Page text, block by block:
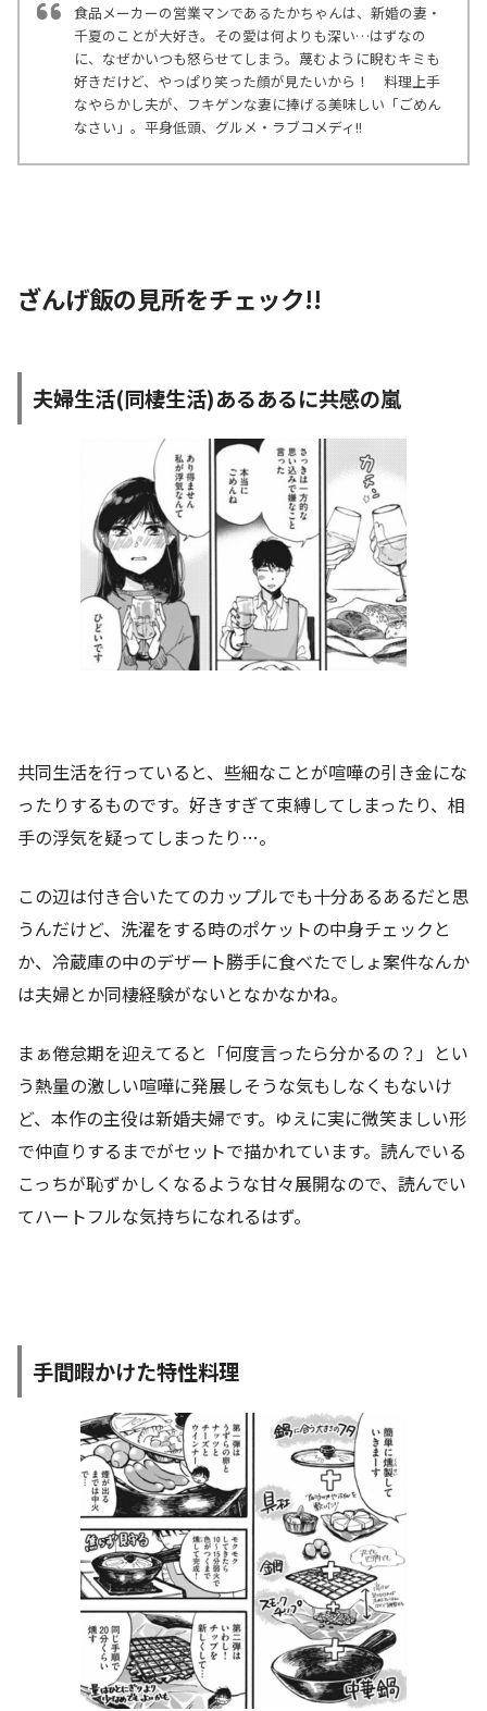
食品メーカーの営業マンであるたかちゃんは、新婚の妻・
千夏のことが大好き。その愛は何よりも深い…はずなの
に、なぜかいつも怒らせてしまう。蔑むように睨むキミも
好きだけど、やっぱり笑った顔が見たいから！ 料理上手
なやらかし夫が、フキゲンな妻に捧げる美味しい「ごめん
なさい」。平身低頭、グルメ・ラブコメディ!!
ざんげ飯の見所をチェック!!
夫婦生活(同棲生活)あるあるに共感の嵐
共同生活を行っていると、些細なことが喧嘩の引き金にな
ったりするものです。好きすぎて束縛してしまったり、相
手の浮気を疑ってしまったり…。
この辺は付き合いたてのカップルでも十分あるあるだと思
うんだけど、洗濯をする時のポケットの中身チェックと
か、冷蔵庫の中のデザート勝手に食べたでしょ案件なんか
は夫婦とか同棲経験がないとなかなかね。
まぁ倦怠期を迎えてると「何度言ったら分かるの？」とい
う熱量の激しい喧嘩に発展しそうな気もしなくもないけ
ど、本作の主役は新婚夫婦です。ゆえに実に微笑ましい形
で仲直りするまでがセットで描かれています。読んでいる
こっちが恥ずかしくなるような甘々展開なので、読んでい
てハートフルな気持ちになれるはず。
手間暇かけた特性料理